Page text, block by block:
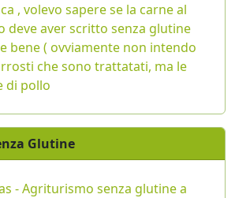
, volevo sapere se la carne al
deve aver scritto senza glutine
bene ( ovviamente non intendo
che sono trattatati, ma le
di pollo
Glutine
- Agriturismo senza glutine a